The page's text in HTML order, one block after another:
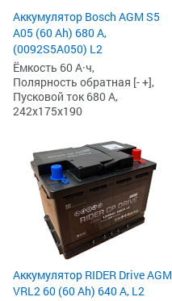
Аккумулятор Bosch AGM S5
A05 (60 Ah) 680 А,
(0092S5A050) L2
Ёмкость 60 А·ч,
Полярность обратная [- +],
Пусковой ток 680 А,
242x175x190
Аккумулятор RIDER Drive AGM
VRL2 60 (60 Ah) 640 А, L2